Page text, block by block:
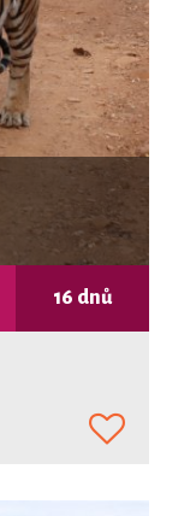
16 dnů